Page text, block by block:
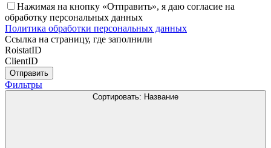
Нажимая на кнопку «Отправить», я даю согласие на
обработку персональных данных
Политика обработки персональных данных
Ссылка на страницу, где заполнили
RoistatID
ClientID
Отправить
Фильтры
Сортировать: Название